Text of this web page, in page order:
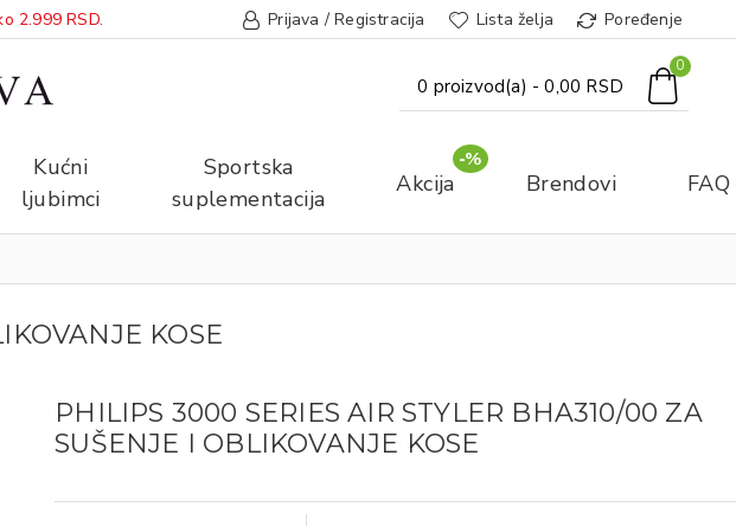
2.999 RSD. Prijava / Registracija Lista želja Poređenje
0 proizvod(a) - 0,00 RSD
0
Kućni
ljubimci
Sportska
suplementacija
Akcija
-%
Brendovi FAQ
KOSE
PHILIPS 3000 SERIES AIR STYLER BHA310/00 ZA
SUŠENJE I OBLIKOVANJE KOSE